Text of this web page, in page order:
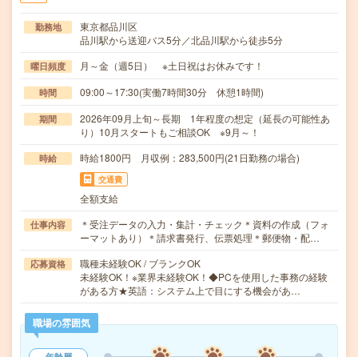
勤務地
東京都品川区
品川駅から送迎バス5分／北品川駅から徒歩5分
曜日頻度 月～金（週5日） ※土日祝はお休みです！
時間 09:00～17:30(実働7時間30分 休憩1時間)
期間
2026年09月上旬～長期 1年程度の想定（延長の可能性あ
り）10月スタートもご相談OK ※9月～！
時給 時給1800円 月収例：283,500円(21日勤務の場合)
交通費
全額支給
仕事内容
＊受注データの入力・集計・チェック＊資料の作成（フォ
ーマットあり）＊請求書発行、伝票処理＊郵便物・配…
応募資格
職種未経験OK / ブランクOK
未経験OK！※業界未経験OK！◆PCを使用した事務の経験
がある方★英語：システム上で目にする機会があ…
職場の雰囲気